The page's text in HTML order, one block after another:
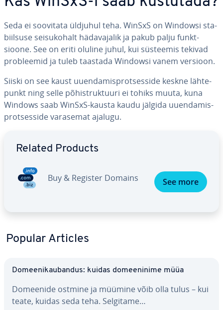
Seda ei soovitata üldjuhul teha. WinSxS on Windowsi sta­
biil­suse sei­su­ko­halt hä­da­va­ja­lik ja pakub palju funkt­
sioone. See on eriti oluline juhul, kui süsteemis tekivad
prob­lee­mid ja tuleb taastada Windowsi vanem versioon.
Siiski on see kaust uuen­da­mis­prot­ses­side keskne läh­te­
punkt ning selle põ­hi­struk­tuuri ei tohiks muuta, kuna
Windows saab WinSxS-kausta kaudu jälgida uuen­da­mis­
prot­ses­side varasemat ajalugu.
Related Products
Buy & Register Domains See more
Popular Articles
Do­mee­ni­kau­ban­dus: kuidas do­mee­ninime müüa
Domeenide ostmine ja müümine võib olla tulus – kui
teate, kuidas seda teha. Selgitame…